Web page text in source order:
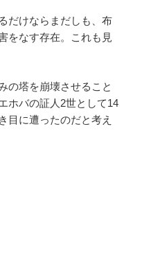
だけならまだしも、布
をなす存在。これも見
の塔を崩壊させること
ホバの証人2世として14
目に遭ったのだと考え